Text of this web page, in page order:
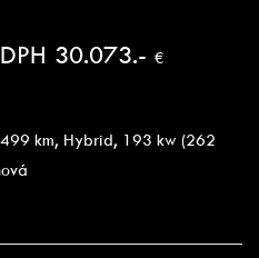
30.073.- €
km, Hybrid, 193 kw (262